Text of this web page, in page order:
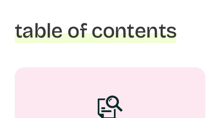
table of contents